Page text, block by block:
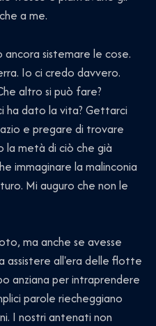
a me.
sistemare le cose.
Io ci credo davvero.
altro si può fare?
ha dato la vita? Gettarci
e pregare di trovare
la metà di ciò che già
immaginare la malinconia
Mi auguro che non le
ma anche se avesse
assistere all'era delle flotte
anziana per intraprendere
parole riecheggiano
I nostri antenati non